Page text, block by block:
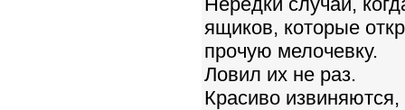
ящиков, которые
прочую мелочевку.
Ловил их не раз.
Красиво